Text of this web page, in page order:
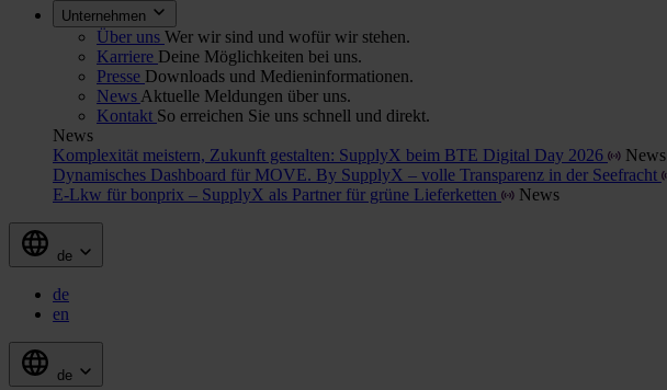
Unternehmen
Über uns Wer wir sind und wofür wir stehen.
Karriere Deine Möglichkeiten bei uns.
Presse Downloads und Medieninformationen.
News Aktuelle Meldungen über uns.
Kontakt So erreichen Sie uns schnell und direkt.
News
Komplexität meistern, Zukunft gestalten: SupplyX beim BTE Digital Day 2026
News
Dynamisches Dashboard für MOVE. By SupplyX – volle Transparenz in der Seefracht
E-Lkw für bonprix – SupplyX als Partner für grüne Lieferketten
News
de
de
en
de